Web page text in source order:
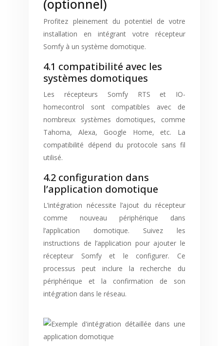
(optionnel)
Profitez pleinement du potentiel de votre
installation en intégrant votre récepteur
Somfy à un système domotique.
4.1 compatibilité avec les
systèmes domotiques
Les récepteurs Somfy RTS et IO-
homecontrol sont compatibles avec de
nombreux systèmes domotiques, comme
Tahoma, Alexa, Google Home, etc. La
compatibilité dépend du protocole sans fil
utilisé.
4.2 configuration dans
l’application domotique
L’intégration nécessite l’ajout du récepteur
comme nouveau périphérique dans
l’application domotique. Suivez les
instructions de l’application pour ajouter le
récepteur Somfy et le configurer. Ce
processus peut inclure la recherche du
périphérique et la confirmation de son
intégration dans le réseau.